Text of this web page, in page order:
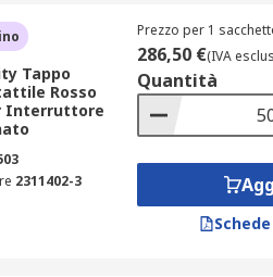
visivo dell'operatore e
configurazioni di tasti e
precisi. Ecco i valori
interruttori a chiave,
Tappo
Rosso
Interruttore
2311402-3
Prezzo per 1
286,50 €(IVA
Quantità